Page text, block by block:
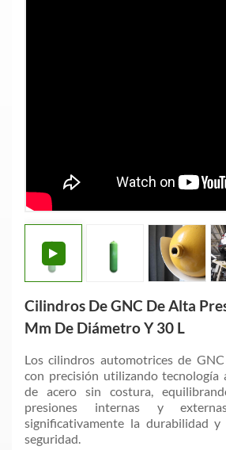
Cilindros De GNC De Alta
Mm De Diámetro Y 30 L
Los cilindros automotrices de
con precisión utilizando tecnología
de acero sin costura,
presiones internas y
significativamente la durabilidad
seguridad.